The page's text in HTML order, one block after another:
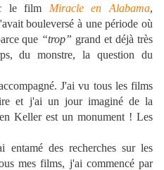
le film Miracle en Alabama,
bouleversé à une période où
que “trop” grand et déjà très
du monstre, la question du
J'ai vu tous les films
et j'ai un jour imaginé de la
Keller est un monument ! Les
entamé des recherches sur les
mes films, j'ai commencé par